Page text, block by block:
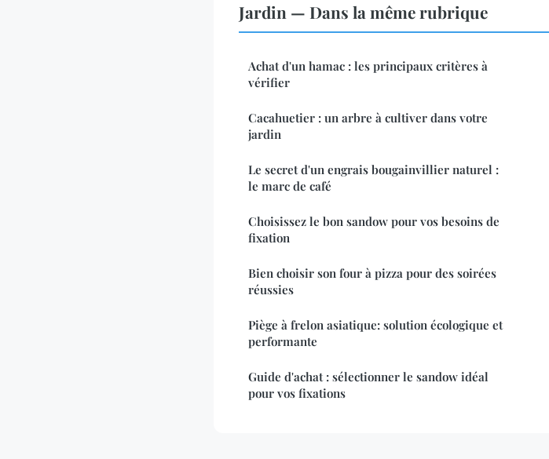
Jardin — Dans la même rubrique
Achat d'un hamac : les principaux critères à
vérifier
Cacahuetier : un arbre à cultiver dans votre
jardin
Le secret d'un engrais bougainvillier naturel :
le marc de café
Choisissez le bon sandow pour vos besoins de
fixation
Bien choisir son four à pizza pour des soirées
réussies
Piège à frelon asiatique: solution écologique et
performante
Guide d'achat : sélectionner le sandow idéal
pour vos fixations